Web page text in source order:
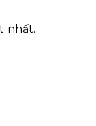
nhất.